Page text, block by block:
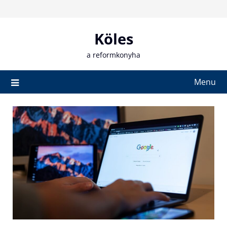
Köles
a reformkonyha
Menu